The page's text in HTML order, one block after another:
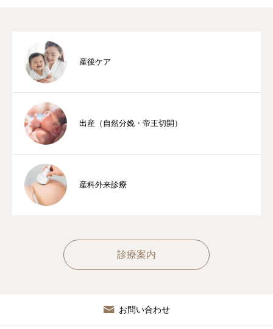
産後ケア
出産（自然分娩・帝王切開）
産科外来診療
診療案内
お問い合わせ